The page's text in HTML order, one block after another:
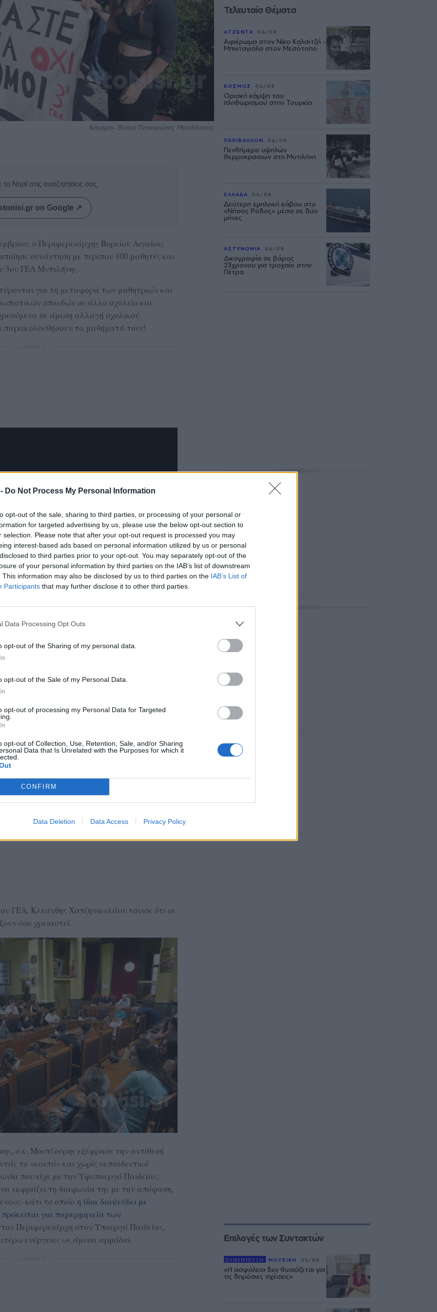
Do Not Process My Personal Information
opt-out of the sale, sharing to third parties, or processing of your personal or
for targeted advertising by us, please use the below opt-out section to
selection. Please note that after your opt-out request is processed you may
interest-based ads based on personal information utilized by us or personal
to third parties prior to your opt-out. You may separately opt-out of the
of your personal information by third parties on the IAB’s list of downstream
This information may also be disclosed by us to third parties on the IAB’s List of
Participants that may further disclose it to other third parties.
Data Processing Opt Outs
opt-out of the Sharing of my personal data.
opt-out of the Sale of my Personal Data.
opt-out of processing my Personal Data for Targeted
opt-out of Collection, Use, Retention, Sale, and/or Sharing
Data that Is Unrelated with the Purposes for which it
CONFIRM
Data Deletion Data Access Privacy Policy
Κάμερα- Βίντεο Παναγιώτης Μπαλάσκας
Νησί στις αναζητήσεις σας
on Google ↗
ο Περιφερειάρχης Βορείου Αιγαίου,
συνάντηση με περίπου 100 μαθητές και
3ου ΓΕΛ Μυτιλήνης.
για τη μεταφορά των μαθητριών και
σπουδών σε άλλο σχολείο και
σε άμεση αλλαγή σχολικού
παρακολουθήσουν τα μαθήματά τους!
αποχή σχεδόν εδώ και μία εβδομάδα, και
να μπουν στην τάξη, ενώ την Τρίτη 24
και με τον διευθυντή Δευτεροβάθμιας
ο προϊστάμενος ήρθε αντιμέτωπος
στο σχολείο για να στηρίξουν τα παιδιά τους.
ΔΙΑΦΗΜΙΣΗ
ΓΕΛ, Κλεάνθης Χατζηνικολάου τόνισε ότι οι
όσο χρειαστεί.
ο κ. Μουτζούρης εξέφρασε την αντίθεσή
το «κουτό» και χωρίς εκπαιδευτικό
που είχε με την Υφυπουργό Παιδείας,
εκφράζει τη διαφωνία της με την απόφαση,
κάτι το οποίο η ίδια διαψεύδει με
για παρερμηνεία των
Περιφερειάρχη στον Υπουργό Παιδείας,
ενέργειες ως άμεσα αρμόδιο.
Τελευταία Θέματα
ΑΤΖΕΝΤΑ 06/08
Αφιέρωμα στον Νίκο Καλαϊτζή –
Μπινταγιάλα στον Μεσότοπο
ΚΟΣΜΟΣ 06/08
Οριακή κάμψη του
πληθωρισμού στην Τουρκία
ΠΕΡΙΒΑΛΛΟΝ 06/08
Πενθήμερο υψηλών
θερμοκρασιών στη Μυτιλήνη
ΕΛΛΑΔΑ 06/08
Δεύτερη εμπλοκή κάβου στο
«Νήσος Ρόδος» μέσα σε δύο
μήνες
ΑΣΤΥΝΟΜΙΑ 06/08
Δικογραφία σε βάρος
23χρονου για τροχαίο στην
Πέτρα
ΔΙΑΦΗΜΙΣΗ
Επιλογές των Συντακτών
ΣΥΝΕΝΤΕΥΞΗ ΜΟΥΣΙΚΗ 05/08
«Η ασφάλεια δεν θυσιάζεται για
τις δημόσιες σχέσεις»